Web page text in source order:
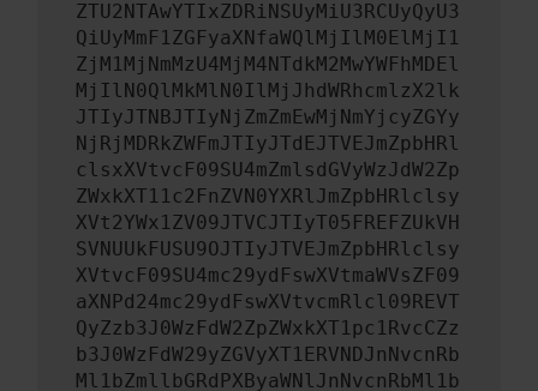
ZTU2NTAwYTIxZDRiNSUyMiU3RCUyQyU3
QiUyMmF1ZGFyaXNfaWQlMjIlM0ElMjI1
ZjM1MjNmMzU4MjM4NTdkM2MwYWFhMDEl
MjIlN0QlMkMlN0IlMjJhdWRhcmlzX2lk
JTIyJTNBJTIyNjZmZmEwMjNmYjcyZGYy
NjRjMDRkZWFmJTIyJTdEJTVEJmZpbHRl
clsxXVtvcF09SU4mZmlsdGVyWzJdW2Zp
ZWxkXT11c2FnZVN0YXRlJmZpbHRlclsy
XVt2YWx1ZV09JTVCJTIyT05FREFZUkVH
SVNUUkFUSU9OJTIyJTVEJmZpbHRlclsy
XVtvcF09SU4mc29ydFswXVtmaWVsZF09
aXNPd24mc29ydFswXVtvcmRlcl09REVT
QyZzb3J0WzFdW2ZpZWxkXT1pc1RvcCZz
b3J0WzFdW29yZGVyXT1ERVNDJnNvcnRb
Ml1bZmllbGRdPXByaWNlJnNvcnRbMl1b